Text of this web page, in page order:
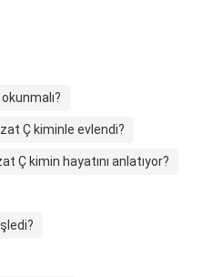
Ç kiminle evlendi?
Ç kimin hayatını anlatıyor?